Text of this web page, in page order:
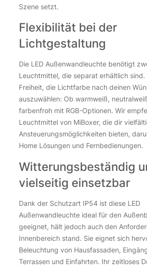
Szene setzt.
Flexibilität bei der
Lichtgestaltung
Die LED Außenwandleuchte benötigt
Leuchtmittel, die separat erhältlich
Freiheit, die Lichtfarbe nach deinen
auszuwählen: Ob warmweiß,
farbenfroh mit RGB-Optionen. Wir
Leuchtmittel von MiBoxer, die dir
Ansteuerungsmöglichkeiten bieten,
Home Lösungen und Fernbedienungen.
Witterungsbeständig
vielseitig einsetzbar
Dank der Schutzart IP54 ist diese LED
Außenwandleuchte ideal für den
geeignet, hält jedoch auch den
Innenbereich stand. Sie eignet sich
Beleuchtung von Hausfassaden,
Terrassen und Einfahrten. Ihr zeitloses